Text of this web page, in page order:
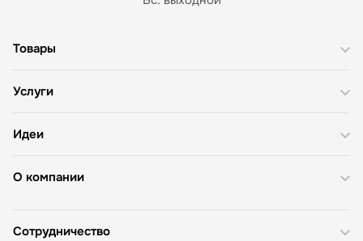
О компании
Товары
Услуги
Идеи
Сотрудничество